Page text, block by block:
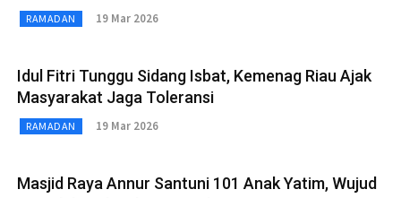
RAMADAN 19 Mar 2026
Idul Fitri Tunggu Sidang Isbat, Kemenag Riau Ajak
Masyarakat Jaga Toleransi
RAMADAN 19 Mar 2026
Masjid Raya Annur Santuni 101 Anak Yatim, Wujud